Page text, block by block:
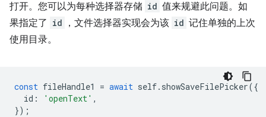
打开。您可以为每种选择器存储 id 值来规避此问题。如
果指定了 id ，文件选择器实现会为该 id 记住单独的上次
使用目录。
const fileHandle1 = await self. showSaveFilePicker({
id : 'openText' ,
});